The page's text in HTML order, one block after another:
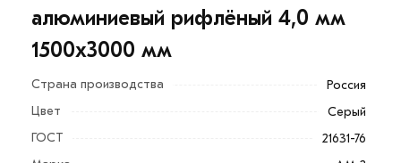
Алюминий — металл, свойства которого позволяют
алюминиевый рифлёный 4,0 мм
1500х3000 мм
Страна производства
Россия
Цвет
Серый
ГОСТ
21631-76